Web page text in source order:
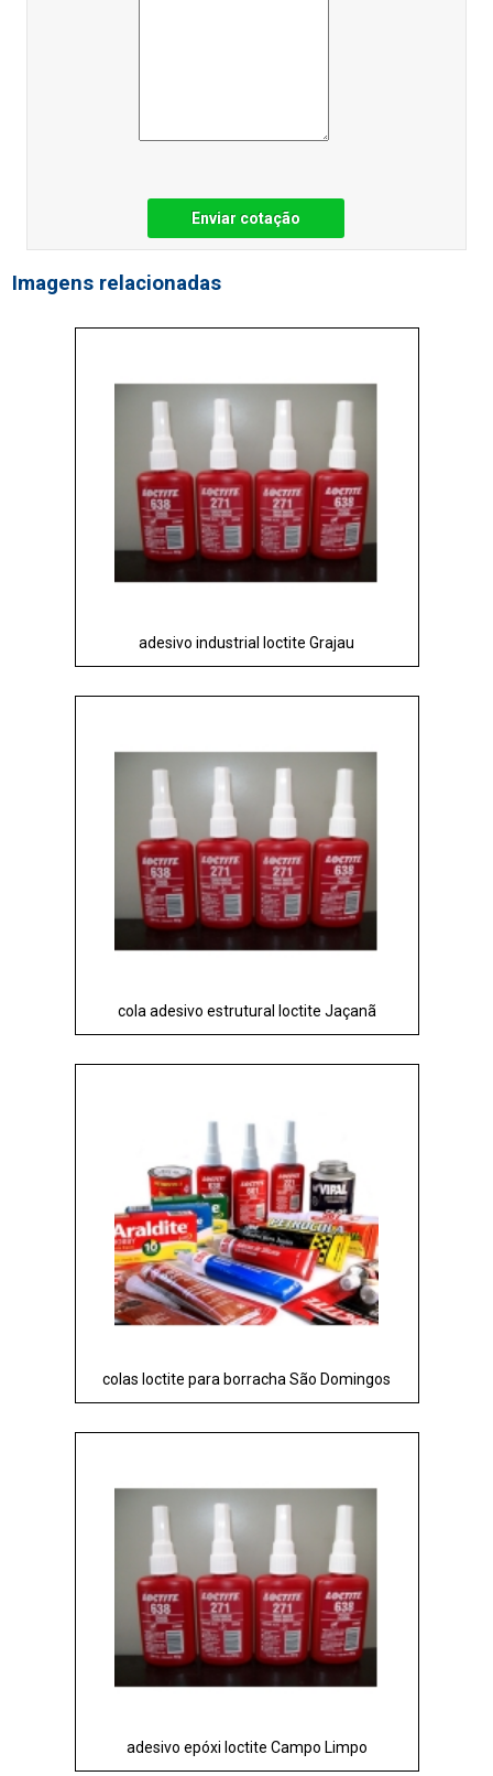
Enviar cotação
Imagens relacionadas
adesivo industrial loctite Grajau
cola adesivo estrutural loctite Jaçanã
colas loctite para borracha São Domingos
adesivo epóxi loctite Campo Limpo